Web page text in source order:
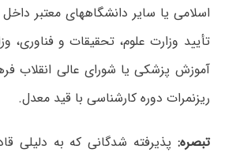
اسلامی یا سایر دانشگاههای معتبر
تأیید وزارت علوم، تحقیقات و فناوری،
آموزش پزشکی یا شورای عالی انقلاب
ریزنمرات دوره کارشناسی با قید معدل.
تبصره: پذیرفته شدگانی که به دلیلی